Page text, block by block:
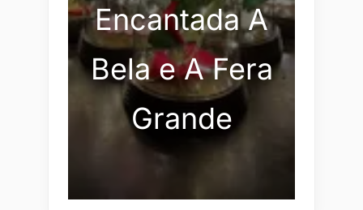
Encantada A
Bela e A Fera
Grande